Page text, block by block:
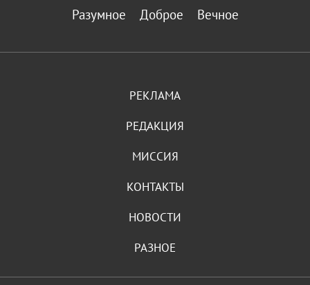
Разумное Доброе Вечное
РЕКЛАМА
РЕДАКЦИЯ
МИССИЯ
КОНТАКТЫ
НОВОСТИ
РАЗНОЕ